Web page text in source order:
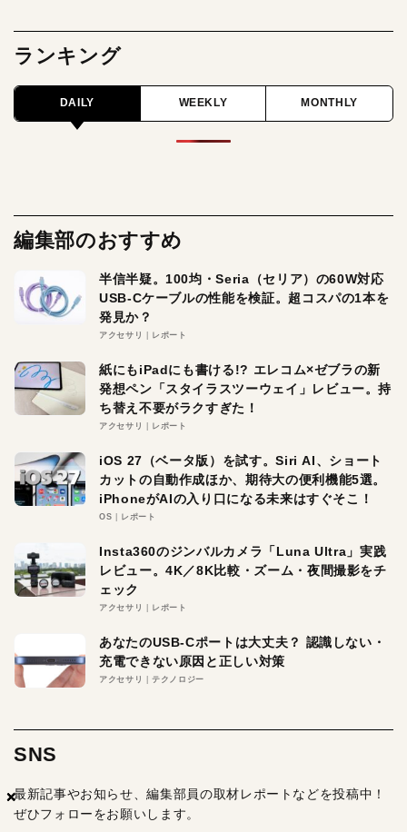
×
×
×
ランキング
DAILY WEEKLY MONTHLY
編集部のおすすめ
半信半疑。100均・Seria（セリア）の60W対応
USB-Cケーブルの性能を検証。超コスパの1本を
発見か？
アクセサリ レポート
紙にもiPadにも書ける!? エレコム×ゼブラの新
発想ペン「スタイラスツーウェイ」レビュー。持
ち替え不要がラクすぎた！
アクセサリ レポート
iOS 27（ベータ版）を試す。Siri AI、ショート
カットの自動作成ほか、期待大の便利機能5選。
iPhoneがAIの入り口になる未来はすぐそこ！
OS レポート
Insta360のジンバルカメラ「Luna Ultra」実践
レビュー。4K／8K比較・ズーム・夜間撮影をチ
ェック
アクセサリ レポート
あなたのUSB-Cポートは大丈夫？ 認識しない・
充電できない原因と正しい対策
アクセサリ テクノロジー
SNS
最新記事やお知らせ、編集部員の取材レポートなどを投稿中！
ぜひフォローをお願いします。